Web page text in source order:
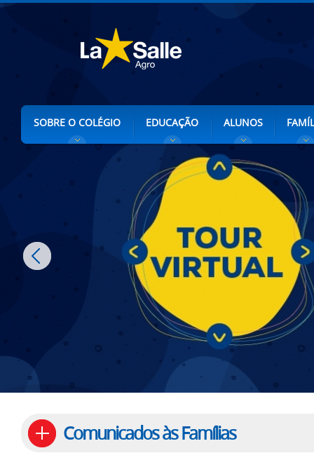
SOBRE O COLÉGIO EDUCAÇÃO ALUNOS
Comunicados às Famílias